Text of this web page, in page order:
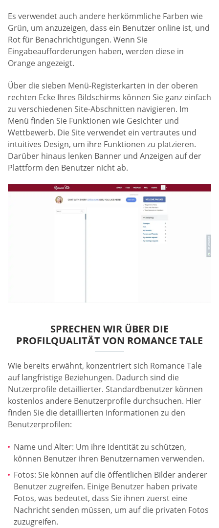
Es verwendet auch andere herkömmliche Farben wie
Grün, um anzuzeigen, dass ein Benutzer online ist, und
Rot für Benachrichtigungen. Wenn Sie
Eingabeaufforderungen haben, werden diese in
Orange angezeigt.
Über die sieben Menü-Registerkarten in der oberen
rechten Ecke Ihres Bildschirms können Sie ganz einfach
zu verschiedenen Site-Abschnitten navigieren. Im
Menü finden Sie Funktionen wie Gesichter und
Wettbewerb. Die Site verwendet ein vertrautes und
intuitives Design, um ihre Funktionen zu platzieren.
Darüber hinaus lenken Banner und Anzeigen auf der
Plattform den Benutzer nicht ab.
SPRECHEN WIR ÜBER DIE
PROFILQUALITÄT VON ROMANCE TALE
Wie bereits erwähnt, konzentriert sich Romance Tale
auf langfristige Beziehungen. Dadurch sind die
Nutzerprofile detaillierter. Standardbenutzer können
kostenlos andere Benutzerprofile durchsuchen. Hier
finden Sie die detaillierten Informationen zu den
Benutzerprofilen:
Name und Alter: Um ihre Identität zu schützen,
können Benutzer ihren Benutzernamen verwenden.
Fotos: Sie können auf die öffentlichen Bilder anderer
Benutzer zugreifen. Einige Benutzer haben private
Fotos, was bedeutet, dass Sie ihnen zuerst eine
Nachricht senden müssen, um auf die privaten Fotos
zuzugreifen.